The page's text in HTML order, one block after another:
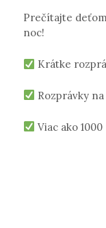
Prečítajte
noc!
Krátke
Rozprávky
Viac ako